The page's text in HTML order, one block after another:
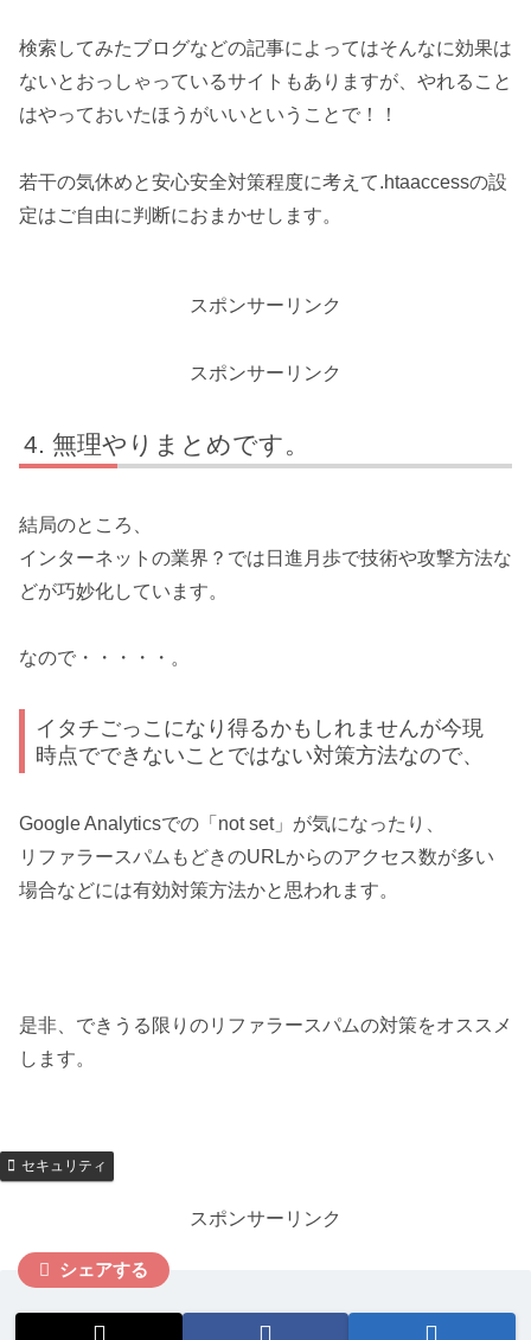
検索してみたブログなどの記事によってはそんなに効果は
ないとおっしゃっているサイトもありますが、やれること
はやっておいたほうがいいということで！！
若干の気休めと安心安全対策程度に考えて.htaaccessの設
定はご自由に判断におまかせします。
スポンサーリンク
スポンサーリンク
無理やりまとめです。
結局のところ、
インターネットの業界？では日進月歩で技術や攻撃方法な
どが巧妙化しています。
なので・・・・・。
イタチごっこになり得るかもしれませんが今現
時点でできないことではない対策方法なので、
Google Analyticsでの「not set」が気になったり、
リファラースパムもどきのURLからのアクセス数が多い
場合などには有効対策方法かと思われます。
是非、できうる限りのリファラースパムの対策をオススメ
します。
セキュリティ
スポンサーリンク
シェアする